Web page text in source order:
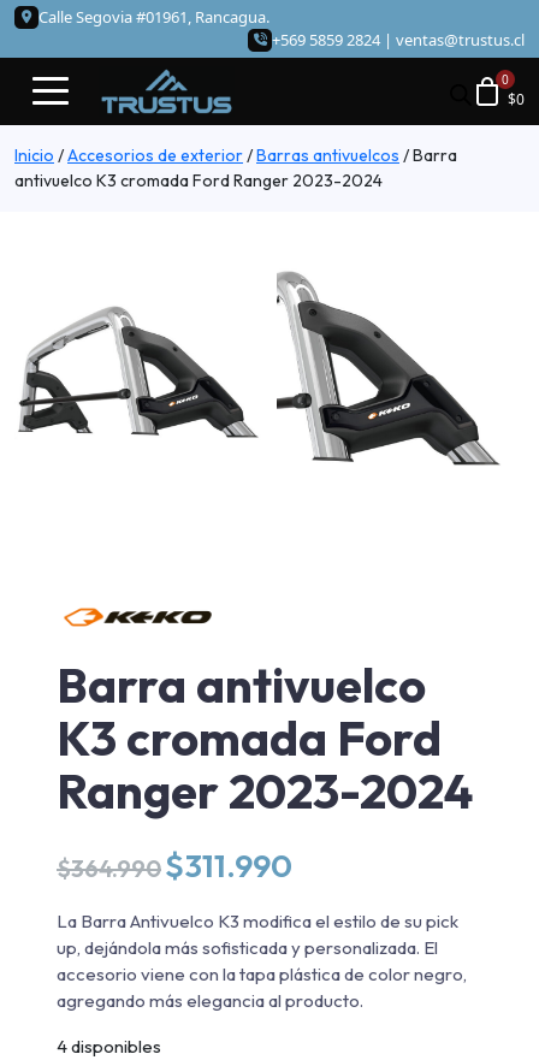
Calle Segovia #01961, Rancagua.
+569 5859 2824 | ventas@trustus.cl
$0
Inicio /Accesorios de exterior/Barras antivuelcos /Barra
antivuelco K3 cromada Ford Ranger 2023-2024
Barra antivuelco
K3 cromada Ford
Ranger 2023-2024
$364.990 El
precio
original
era:
$364.990.
$311.990
actual
es:
$311.990.
La Barra Antivuelco K3 modifica el estilo de su pick
up, dejándola más sofisticada y personalizada. El
accesorio viene con la tapa plástica de color negro,
agregando más elegancia al producto.
4 disponibles